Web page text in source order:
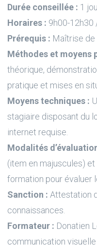
Durée conseillée : 1
Horaires : 9h00-12h30
Prérequis : Maîtrise de
Méthodes et moyens
théorique,
pratique et mises en
Moyens techniques :
stagiaire disposant du
internet requise.
Modalités
(item en majuscules)
formation pour évaluer
Sanction : Attestation
connaissances.
Formateur : Donatien
communication